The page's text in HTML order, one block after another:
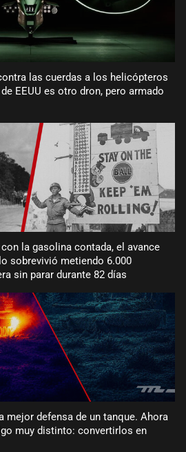
las cuerdas a los helicópteros
EEUU es otro dron, pero armado
la gasolina contada, el avance
sobrevivió metiendo 6.000
sin parar durante 82 días
mejor defensa de un tanque. Ahora
muy distinto: convertirlos en